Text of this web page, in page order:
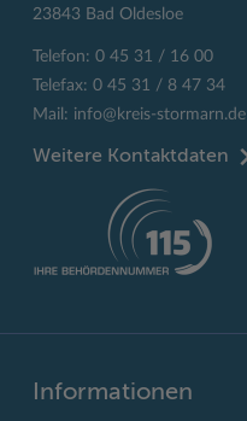
23843 Bad Oldesloe
Telefon: 0 45 31 / 16 00
Telefax: 0 45 31 / 8 47 34
Mail: info@kreis-stormarn.de
Weitere Kontaktdaten
Informationen